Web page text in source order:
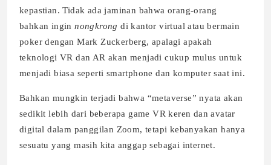
kepastian. Tidak ada jaminan bahwa orang-orang
bahkan inginnongkrongdi kantor virtual atau bermain
poker dengan Mark Zuckerberg, apalagi apakah
teknologi VR dan AR akan menjadi cukup mulus untuk
menjadi biasa seperti smartphone dan komputer saat ini.
Bahkan mungkin terjadi bahwa “metaverse” nyata akan
sedikit lebih dari beberapa game VR keren dan avatar
digital dalam panggilan Zoom, tetapi kebanyakan hanya
sesuatu yang masih kita anggap sebagai internet.